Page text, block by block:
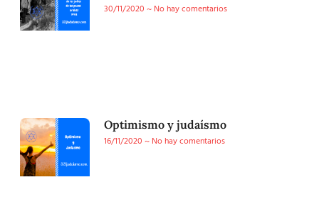
30/11/2020
No hay comentarios
Optimismo y judaísmo
16/11/2020
No hay comentarios